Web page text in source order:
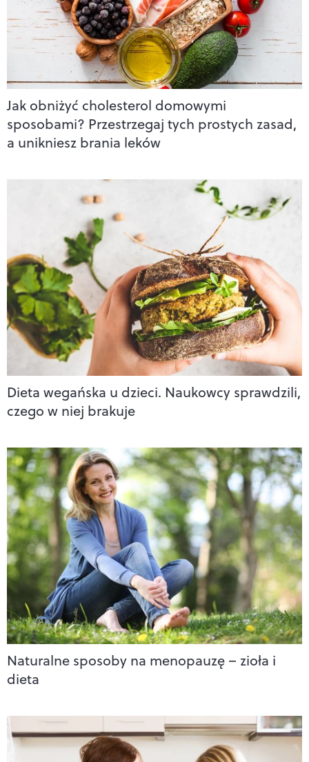
Jak obniżyć cholesterol domowymi
sposobami? Przestrzegaj tych prostych zasad,
a unikniesz brania leków
Dieta wegańska u dzieci. Naukowcy sprawdzili,
czego w niej brakuje
Naturalne sposoby na menopauzę – zioła i
dieta